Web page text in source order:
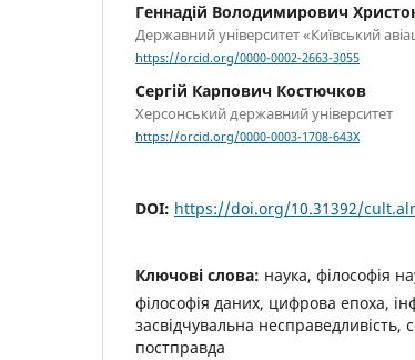
Геннадій Володимирович
Державний університет «Київський
https://orcid.org/0000-0002-2663-3055
Сергій Карпович Костючков
Херсонський державний університет
https://orcid.org/0000-0003-1708-643X
DOI: https://doi.org/10.31392/
Ключові слова: наука, філософія
філософія даних, цифрова епоха,
засвідчувальна несправедливість,
постправда